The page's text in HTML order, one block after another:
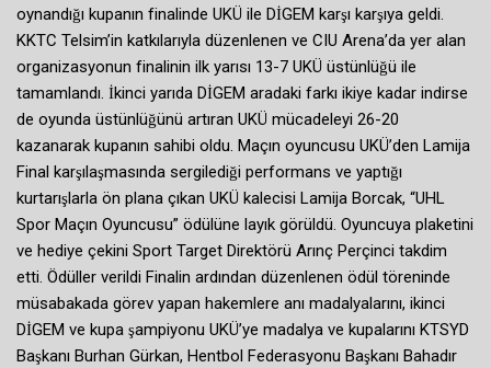
oynandığı kupanın finalinde UKÜ ile DİGEM karşı karşıya geldi.
KKTC Telsim’in katkılarıyla düzenlenen ve CIU Arena’da yer alan
organizasyonun finalinin ilk yarısı 13-7 UKÜ üstünlüğü ile
tamamlandı. İkinci yarıda DİGEM aradaki farkı ikiye kadar indirse
de oyunda üstünlüğünü artıran UKÜ mücadeleyi 26-20
kazanarak kupanın sahibi oldu. Maçın oyuncusu UKÜ’den Lamija
Final karşılaşmasında sergilediği performans ve yaptığı
kurtarışlarla ön plana çıkan UKÜ kalecisi Lamija Borcak, “UHL
Spor Maçın Oyuncusu” ödülüne layık görüldü. Oyuncuya plaketini
ve hediye çekini Sport Target Direktörü Arınç Perçinci takdim
etti. Ödüller verildi Finalin ardından düzenlenen ödül töreninde
müsabakada görev yapan hakemlere anı madalyalarını, ikinci
DİGEM ve kupa şampiyonu UKÜ’ye madalya ve kupalarını KTSYD
Başkanı Burhan Gürkan, Hentbol Federasyonu Başkanı Bahadır